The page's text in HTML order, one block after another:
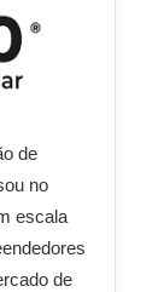
de
no
escala
de